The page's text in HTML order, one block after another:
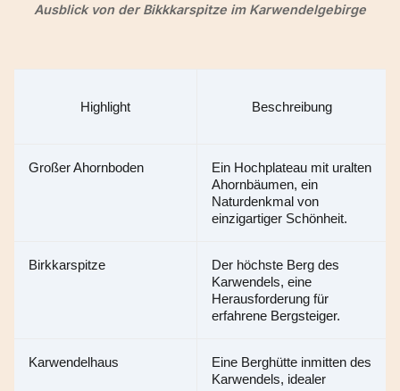
Ausblick von der Bikkkarspitze im Karwendelgebirge
Highlight Beschreibung
Großer Ahornboden
Ein Hochplateau mit uralten
Ahornbäumen, ein
Naturdenkmal von
einzigartiger Schönheit.
Birkkarspitze
Der höchste Berg des
Karwendels, eine
Herausforderung für
erfahrene Bergsteiger.
Karwendelhaus
Eine Berghütte inmitten des
Karwendels, idealer